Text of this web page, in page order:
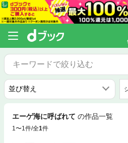
エーゲ海に呼ばれて の作品一覧
1〜1件/全1件